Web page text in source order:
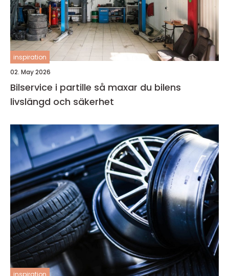
inspiration
02. May 2026
Bilservice i partille så maxar du bilens
livslängd och säkerhet
inspiration